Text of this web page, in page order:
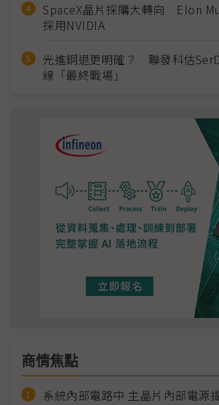
SpaceX晶片採購大轉向 Elon
採用NVIDIA
光進銅退更明確？ 聯發科估
線「最終戰場」
商情焦點
系統內部電路中 主晶片內部電源